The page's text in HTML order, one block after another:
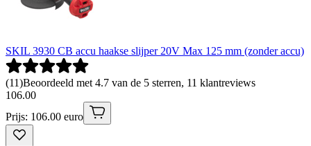
SKIL 3930 CB accu haakse slijper 20V Max 125 mm (zonder accu)
(11)Beoordeeld met 4.7 van de 5 sterren, 11 klantreviews
106.00
Prijs: 106.00 euro